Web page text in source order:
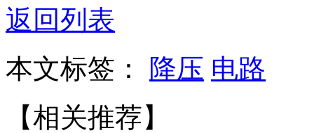
返回列表
本文标签： 降压 电路
【相关推荐】